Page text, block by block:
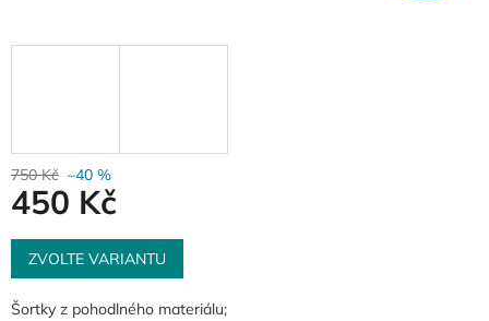
750 Kč –40 %
450 Kč
Měrná
cena:
ZVOLTE VARIANTU
Šortky z pohodlného materiálu;